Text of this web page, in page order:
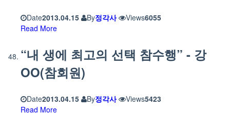
Date2013.04.15 By정각사 Views6055
Read More
“내 생에 최고의 선택 참수행” - 강
OO(참회원)
Date2013.04.15 By정각사 Views5423
Read More